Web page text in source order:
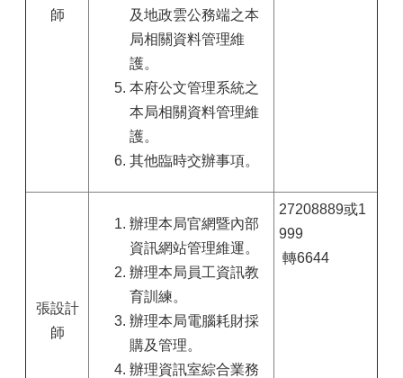
師
及地政雲公務端之本
局相關資料管理維
護。
本府公文管理系統之
本局相關資料管理維
護。
其他臨時交辦事項。
張設計
師
辦理本局官網暨內部
資訊網站管理維運。
辦理本局員工資訊教
育訓練。
辦理本局電腦耗財採
購及管理。
辦理資訊室綜合業務
27208889或1
999
轉6644